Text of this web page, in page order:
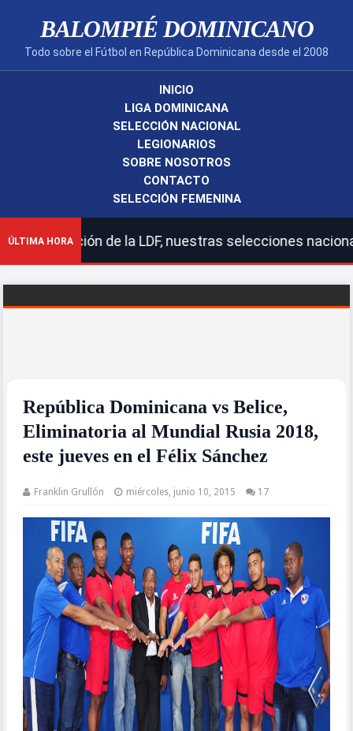
BALOMPIÉ DOMINICANO
Todo sobre el Fútbol en República Dominicana desde el 2008
INICIO
LIGA DOMINICANA
SELECCIÓN NACIONAL
LEGIONARIOS
SOBRE NOSOTROS
CONTACTO
SELECCIÓN FEMENINA
ÚLTIMA HORA
nuestras selecciones nacionales y
República Dominicana vs Belice,
Eliminatoria al Mundial Rusia 2018,
este jueves en el Félix Sánchez
Franklin Grullón miércoles, junio 10, 2015 17